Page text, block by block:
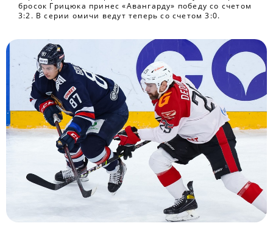
бросок Грицюка принес «Авангарду» победу со счетом
3:2. В серии омичи ведут теперь со счетом 3:0.